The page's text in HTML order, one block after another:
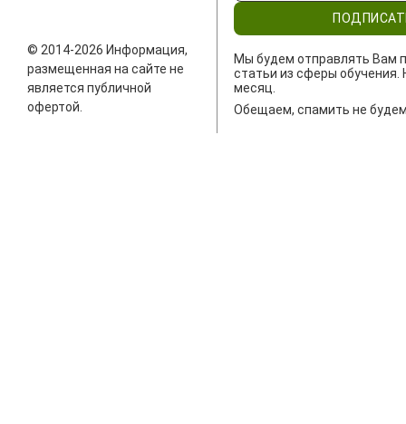
© 2014-2026 Информация,
размещенная на сайте не
является публичной
офертой.
Мы будем отправлять Вам
статьи из сферы обучения.
месяц.
Обещаем, спамить не